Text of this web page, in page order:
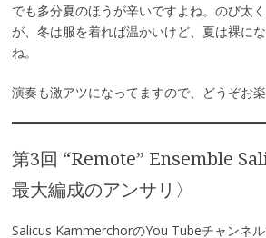
でも多分夏のほうが辛いですよね。のび太
が、冬は服を着れば温かいけど、夏は裸に
ね。
演奏も激アツになってますので、どうぞお楽
第3回 “Remote” Ensemble
最大編成のアンサリ〉
Salicus KammerchorのYou Tubeチャンネ